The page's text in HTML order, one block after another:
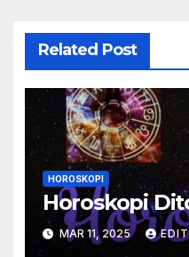
Related Post
HOROSKOPI
Horoskopi
MAR 11, 2025